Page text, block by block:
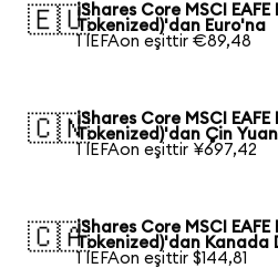
🇪🇺iShares Core MSCI EAFE
Tokenized)'dan Euro'na
1 IEFAon eşittir €89,48
🇨🇳iShares Core MSCI EAFE
Tokenized)'dan Çin
1 IEFAon eşittir ¥697,42
🇨🇦iShares Core MSCI EAFE
Tokenized)'dan Kanada
1 IEFAon eşittir $144,81